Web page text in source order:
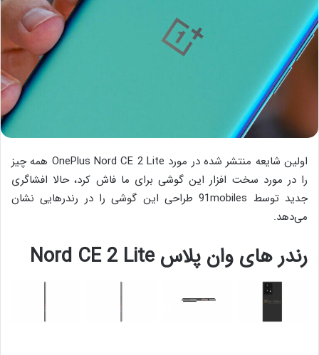
اولین شایعه منتشر شده در مورد OnePlus Nord CE 2 Lite همه چیز
را در مورد سخت افزار این گوشی برای ما فاش کرد، حالا افشاگری
جدید توسط 91mobiles طراحی این گوشی را در رندرهایی نشان
می‌دهد.
رندر های وان پلاس Nord CE 2 Lite